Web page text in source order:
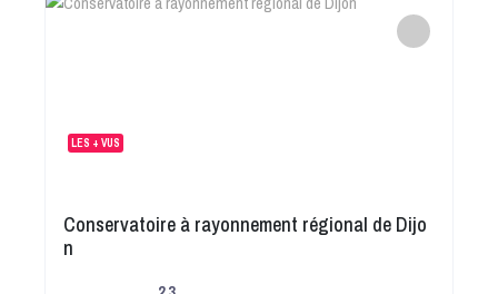
LES + VUS
Conservatoire à rayonnement régional de Dijo
n